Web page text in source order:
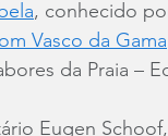
, conhecido
Vasco da Gama
da Praia –
Eugen